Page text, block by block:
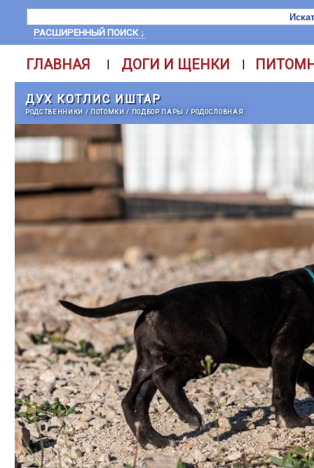
РАСШИРЕННЫЙ ПОИСК ↓
ГЛАВНАЯ | ДОГИ И ЩЕНКИ |
ДУХ КОТЛИС ИШТАР
РОДСТВЕННИКИ / ПОТОМКИ/ ПОДБОР ПАРЫ / РОДОСЛОВНАЯ